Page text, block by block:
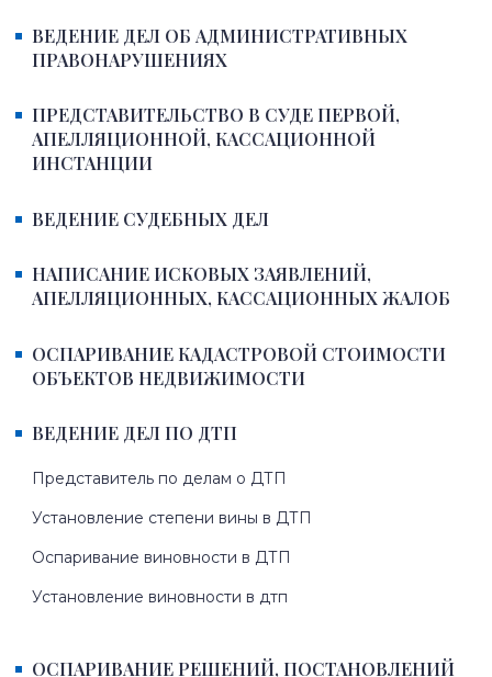
ВЕДЕНИЕ ДЕЛ ОБ АДМИНИСТРАТИВНЫХ
ПРАВОНАРУШЕНИЯХ
ПРЕДСТАВИТЕЛЬСТВО В СУДЕ ПЕРВОЙ,
АПЕЛЛЯЦИОННОЙ, КАССАЦИОННОЙ
ИНСТАНЦИИ
ВЕДЕНИЕ СУДЕБНЫХ ДЕЛ
НАПИСАНИЕ ИСКОВЫХ ЗАЯВЛЕНИЙ,
АПЕЛЛЯЦИОННЫХ, КАССАЦИОННЫХ ЖАЛОБ
ОСПАРИВАНИЕ КАДАСТРОВОЙ СТОИМОСТИ
ОБЪЕКТОВ НЕДВИЖИМОСТИ
ВЕДЕНИЕ ДЕЛ ПО ДТП
Представитель по делам о ДТП
Установление степени вины в ДТП
Оспаривание виновности в ДТП
Установление виновности в дтп
ОСПАРИВАНИЕ РЕШЕНИЙ, ПОСТАНОВЛЕНИЙ